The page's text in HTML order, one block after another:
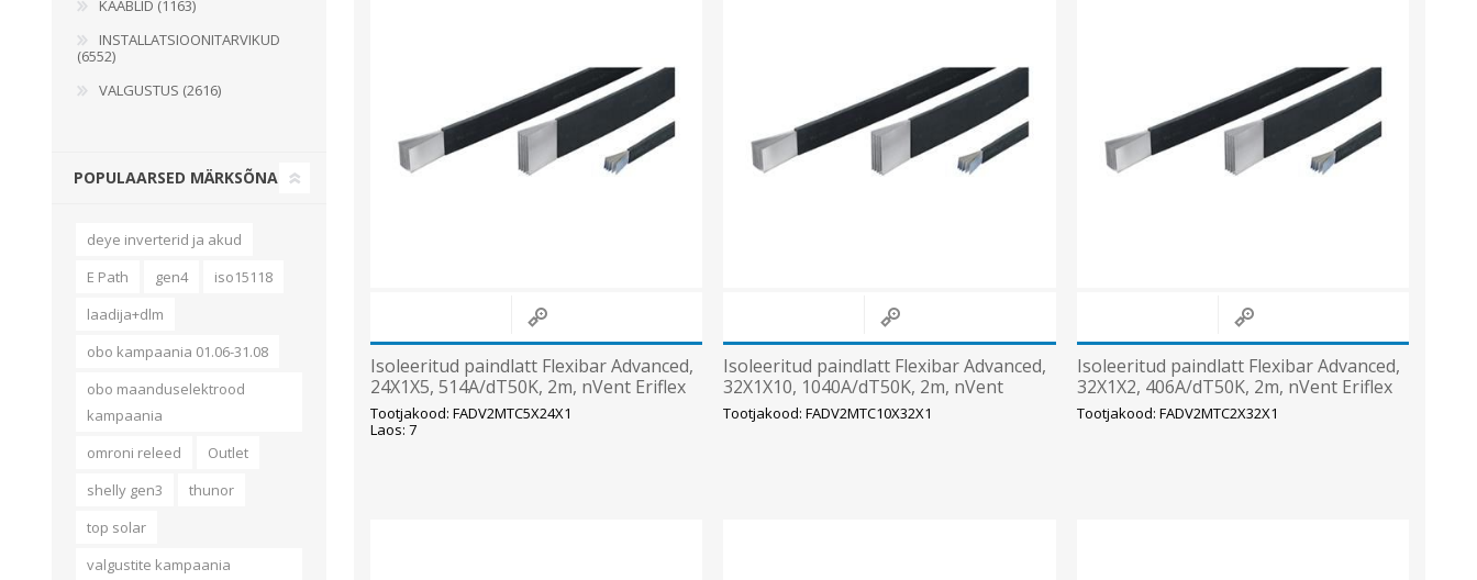
Isoleeritud paindlatt Flexibar Advanced,
24X1X5, 514A/dT50K, 2m, nVent Eriflex
Tootjakood: FADV2MTC5X24X1
Laos: 7
Isoleeritud paindlatt Flexibar Advanced,
32X1X10, 1040A/dT50K, 2m, nVent
Eriflex
Tootjakood: FADV2MTC10X32X1
Isoleeritud paindlatt Flexibar Advanced,
32X1X2, 406A/dT50K, 2m, nVent Eriflex
Tootjakood: FADV2MTC2X32X1
KAABLID (1163)
INSTALLATSIOONITARVIKUD
(6552)
VALGUSTUS (2616)
POPULAARSED MÄRKSÕNAD
deye inverterid ja akud
E Path
gen4
iso15118
laadija+dlm
obo kampaania 01.06-31.08
obo maanduselektrood
kampaania
omroni releed
Outlet
shelly gen3
thunor
top solar
valgustite kampaania